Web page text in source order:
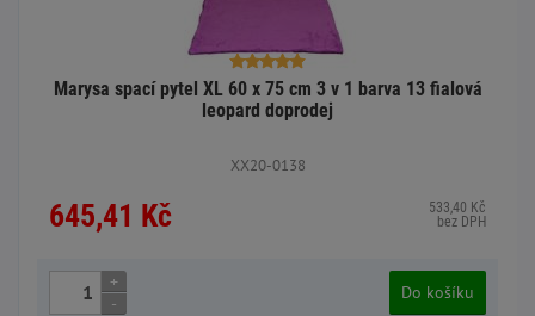
Marysa spací pytel XL 60 x 75 cm 3 v 1 barva 13 fialová
leopard doprodej
XX20-0138
645,41 Kč
533,40 Kč
bez DPH
+
-
Do košíku